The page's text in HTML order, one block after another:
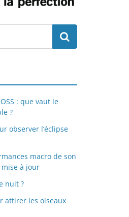
: que vaut le
?
observer l’éclipse
macro de son
mise à jour
nuit ?
attirer les oiseaux